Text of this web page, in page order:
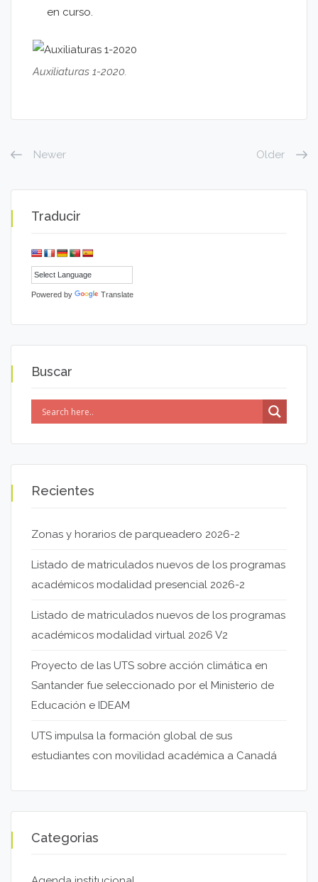
en curso.
Auxiliaturas 1-2020.
Newer Older
Traducir
Powered by Translate
Buscar
Recientes
Zonas y horarios de parqueadero 2026-2
Listado de matriculados nuevos de los programas
académicos modalidad presencial 2026-2
Listado de matriculados nuevos de los programas
académicos modalidad virtual 2026 V2
Proyecto de las UTS sobre acción climática en
Santander fue seleccionado por el Ministerio de
Educación e IDEAM
UTS impulsa la formación global de sus
estudiantes con movilidad académica a Canadá
Categorias